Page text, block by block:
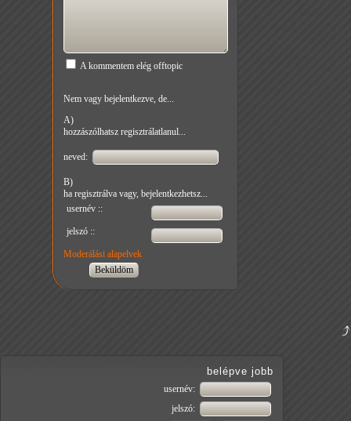
A kommentem elég offtopic
Nem vagy bejelentkezve, de...
A)
hozzászólhatsz regisztrálatlanul...
neved:
B)
ha regisztrálva vagy, bejelentkezhetsz...
usernév ::
jelszó ::
Moderálási alapelvek
belépve jobb
usernév:
jelszó: